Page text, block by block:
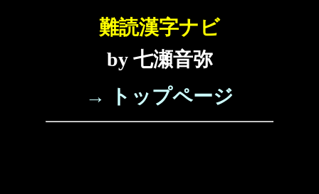
難読漢字ナビ
by 七瀬音弥
→ トップページ